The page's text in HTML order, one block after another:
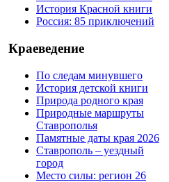
История Красной книги
Россия: 85 приключений
Краеведение
По следам минувшего
История детской книги
Природа родного края
Природные маршруты
Ставрополья
Памятные даты края 2026
Ставрополь – уездный
город
Место силы: регион 26